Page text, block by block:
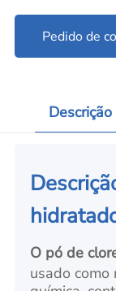
Pedido de
O pó de
usado como